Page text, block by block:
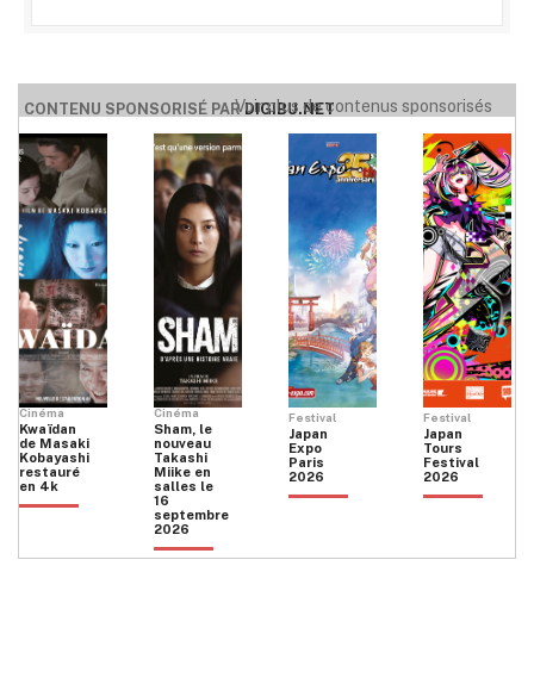
CONTENU SPONSORISÉ PARDIGIBU.NET
Voir plus de contenus sponsorisés
Cinéma
Kwaïdan
de Masaki
Kobayashi
restauré
en 4k
Cinéma
Sham, le
nouveau
Takashi
Miike en
salles le
16
septembre
2026
Festival
Japan
Expo
Paris
2026
Festival
Japan
Tours
Festival
2026